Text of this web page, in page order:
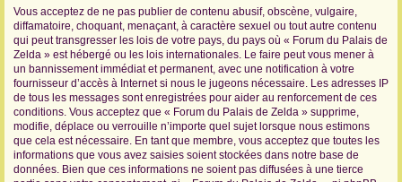
Vous acceptez de ne pas publier de contenu abusif, obscène, vulgaire,
diffamatoire, choquant, menaçant, à caractère sexuel ou tout autre contenu
qui peut transgresser les lois de votre pays, du pays où « Forum du Palais de
Zelda » est hébergé ou les lois internationales. Le faire peut vous mener à
un bannissement immédiat et permanent, avec une notification à votre
fournisseur d’accès à Internet si nous le jugeons nécessaire. Les adresses IP
de tous les messages sont enregistrées pour aider au renforcement de ces
conditions. Vous acceptez que « Forum du Palais de Zelda » supprime,
modifie, déplace ou verrouille n’importe quel sujet lorsque nous estimons
que cela est nécessaire. En tant que membre, vous acceptez que toutes les
informations que vous avez saisies soient stockées dans notre base de
données. Bien que ces informations ne soient pas diffusées à une tierce